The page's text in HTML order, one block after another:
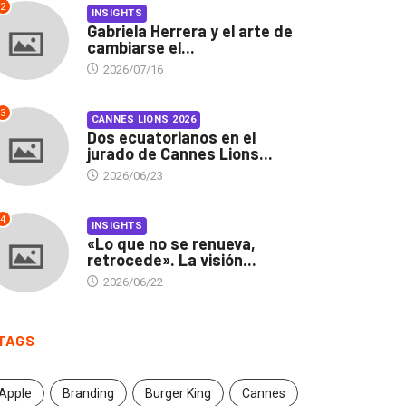
2 INSIGHTS
Gabriela Herrera y el arte de
cambiarse el...
2026/07/16
3 CANNES LIONS 2026
Dos ecuatorianos en el
jurado de Cannes Lions...
2026/06/23
4 INSIGHTS
«Lo que no se renueva,
retrocede». La visión...
2026/06/22
Branding Burger King Cannes